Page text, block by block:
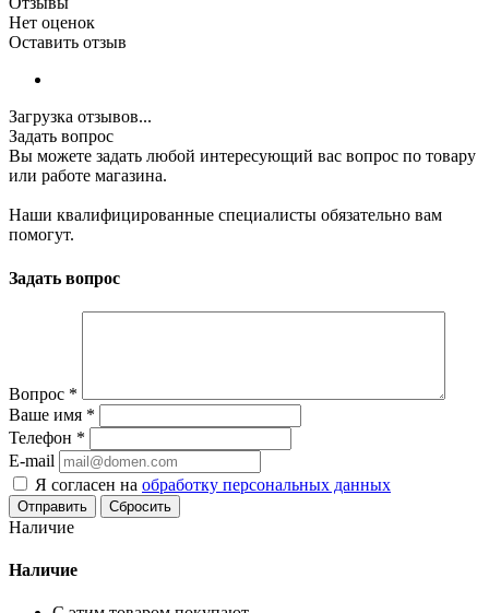
Нет оценок
Оставить отзыв
Загрузка отзывов...
Задать вопрос
Вы можете задать любой интересующий вас вопрос по товару
или работе магазина.
Наши квалифицированные специалисты обязательно вам
помогут.
Задать вопрос
Вопрос *
Ваше имя *
Телефон *
E-mail
Я согласен на обработку персональных данных
Сбросить
Наличие
Наличие